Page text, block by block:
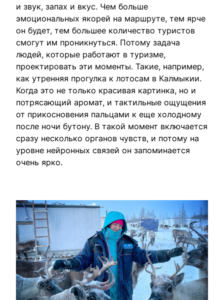
и звук, запах и вкус. Чем больше
эмоциональных якорей на маршруте, тем ярче
он будет, тем большее количество туристов
смогут им проникнуться. Потому задача
людей, которые работают в туризме,
проектировать эти моменты. Такие, например,
как утренняя прогулка к лотосам в Калмыкии.
Когда это не только красивая картинка, но и
потрясающий аромат, и тактильные ощущения
от прикосновения пальцами к еще холодному
после ночи бутону. В такой момент включается
сразу несколько органов чувств, и потому на
уровне нейронных связей он запоминается
очень ярко.